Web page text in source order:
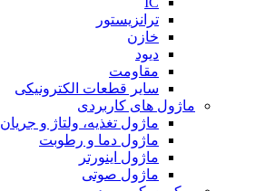
ترانزیستور
خازن
دیود
مقاومت
سایر قطعات الکترونیکی
ماژول های کاربردی
ماژول تغذیه، ولتاژ و جریان
ماژول دما و رطوبت
ماژول اینورتر
ماژول صوتی